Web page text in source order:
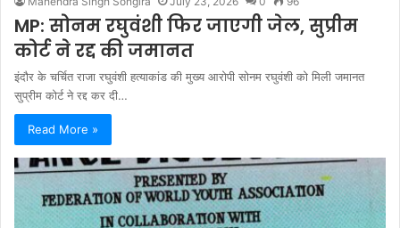
MP: सोनम रघुवंशी फिर जाएगी जेल, सुप्रीम
कोर्ट ने रद्द की जमानत
इंदौर के चर्चित राजा रघुवंशी हत्याकांड की मुख्य आरोपी सोनम रघुवंशी को मिली जमानत
सुप्रीम कोर्ट ने रद्द कर दी…
Read More »